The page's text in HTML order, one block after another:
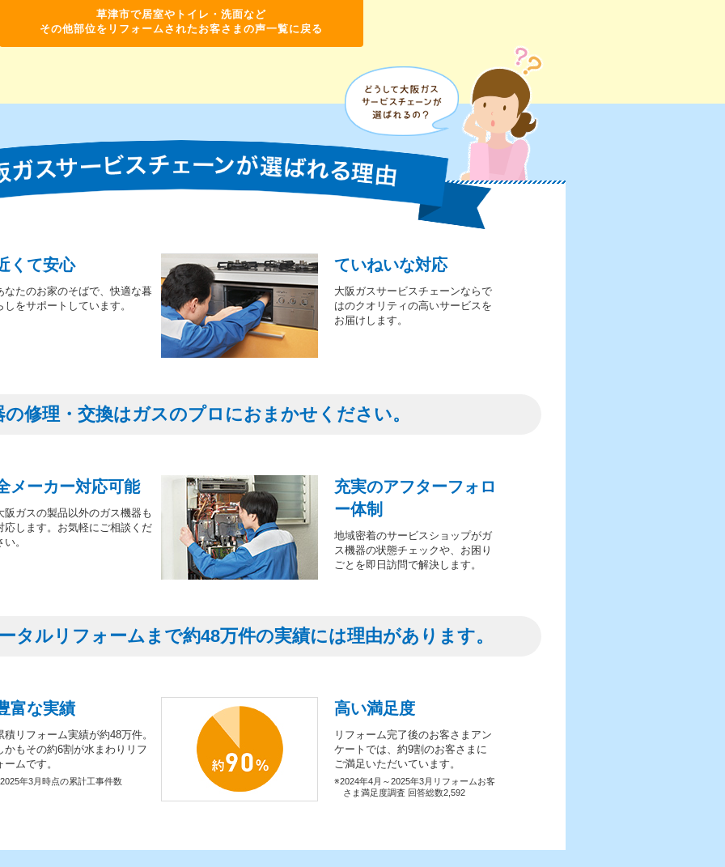
草津市で居室やトイレ・洗面など
その他部位をリフォームされたお客さまの声一覧に戻る
くて安心
なたのお家のそばで、快適な暮
しをサポートしています。
ていねいな対応
大阪ガスサービスチェーンならで
はのクオリティの高いサービスを
お届けします。
の修理・交換はガスのプロにおまかせください。
メーカー対応可能
阪ガスの製品以外のガス機器も
応します。お気軽にご相談くだ
い。
充実のアフターフォロ
ー体制
地域密着のサービスショップがガ
ス機器の状態チェックや、お困り
ごとを即日訪問で解決します。
タルリフォームまで約48万件の実績には理由があります。
富な実績
積リフォーム実績が約48万件。
かもその約6割が水まわりリフ
ームです。
年3月時点の累計工事件数
高い満足度
リフォーム完了後のお客さまアン
ケートでは、約9割のお客さまに
ご満足いただいています。
※2024年4月～2025年3月リフォームお客
さま満足度調査 回答総数2,592